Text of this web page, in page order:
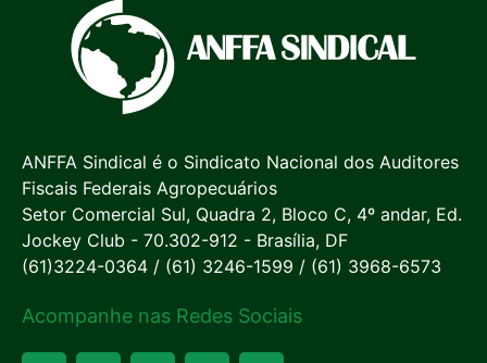
ANFFA Sindical é o Sindicato Nacional dos Auditores
Fiscais Federais Agropecuários
Setor Comercial Sul, Quadra 2, Bloco C, 4º andar, Ed.
Jockey Club - 70.302-912 - Brasília, DF
(61)3224-0364 / (61) 3246-1599 / (61) 3968-6573
Acompanhe nas Redes Sociais